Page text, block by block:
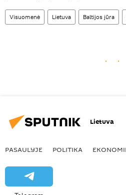
Visuomenė Lietuva Baltijos jūra
Lietuva
PASAULYJE POLITIKA